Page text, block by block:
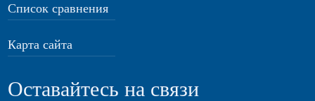
Список сравнения
Карта сайта
Оставайтесь на связи